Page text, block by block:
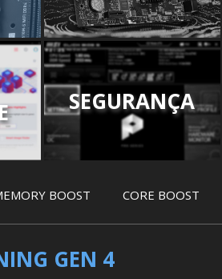
SEGURANÇA
BOOST CORE BOOST
GEN 4